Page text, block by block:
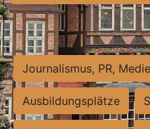
Journalismus, PR,
Ausbildungsplätze